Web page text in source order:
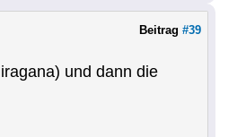
Beitrag #39
und dann die